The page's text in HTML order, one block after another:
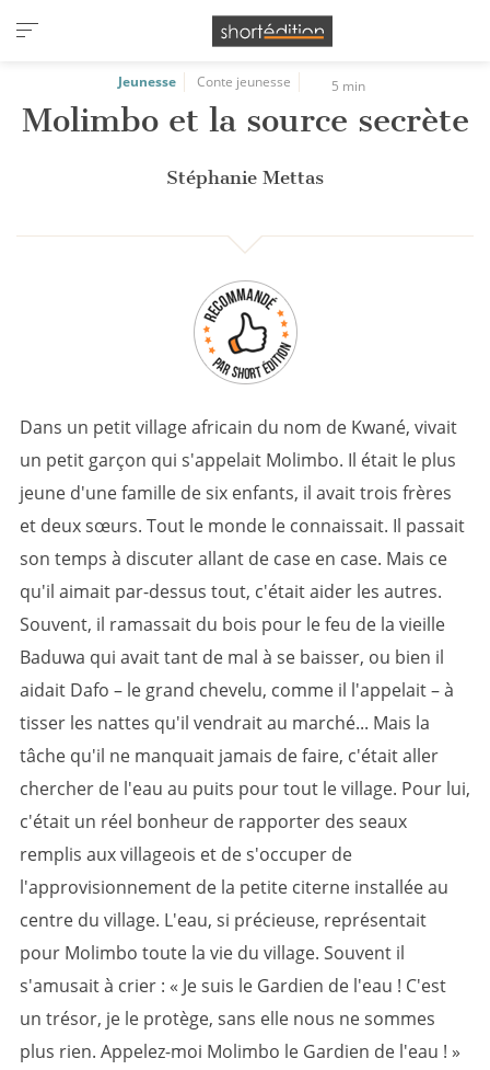
Panneau de gestion des cookies
Jeunesse Conte jeunesse 5 min
Molimbo et la source secrète
Stéphanie Mettas
Dans un petit village africain du nom de Kwané, vivait
un petit garçon qui s'appelait Molimbo. Il était le plus
jeune d'une famille de six enfants, il avait trois frères
et deux sœurs. Tout le monde le connaissait. Il passait
son temps à discuter allant de case en case. Mais ce
qu'il aimait par-dessus tout, c'était aider les autres.
Souvent, il ramassait du bois pour le feu de la vieille
Baduwa qui avait tant de mal à se baisser, ou bien il
aidait Dafo – le grand chevelu, comme il l'appelait – à
tisser les nattes qu'il vendrait au marché... Mais la
tâche qu'il ne manquait jamais de faire, c'était aller
chercher de l'eau au puits pour tout le village. Pour lui,
c'était un réel bonheur de rapporter des seaux
remplis aux villageois et de s'occuper de
l'approvisionnement de la petite citerne installée au
centre du village. L'eau, si précieuse, représentait
pour Molimbo toute la vie du village. Souvent il
s'amusait à crier : « Je suis le Gardien de l'eau ! C'est
un trésor, je le protège, sans elle nous ne sommes
plus rien. Appelez-moi Molimbo le Gardien de l'eau ! »